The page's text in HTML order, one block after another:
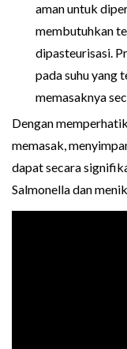
aman untuk
membutuhkan
dipasteurisasi.
pada suhu yang
memasaknya
Dengan
memasak,
dapat secara
Salmonella dan